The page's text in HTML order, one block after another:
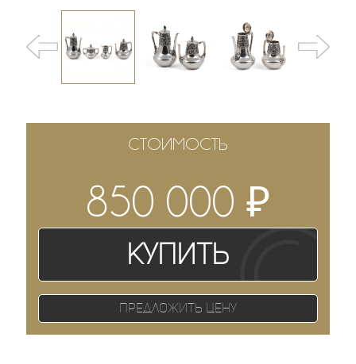
СТОИМОСТЬ
850 000 ₽
Купить
Предложить цену